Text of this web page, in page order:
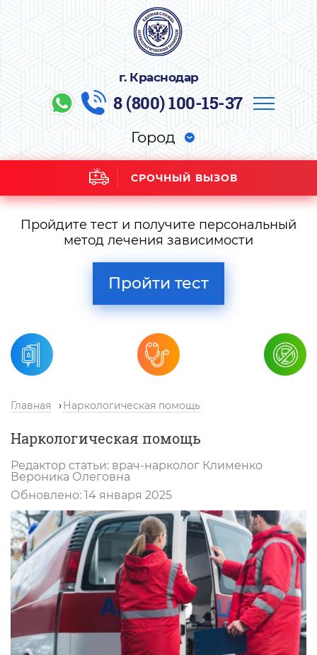
г. Краснодар
8 (800) 100-15-37
Город
СРОЧНЫЙ ВЫЗОВ
Пройдите тест и получите персональный
метод лечения зависимости
Пройти тест
Главная Наркологическая помощь
Наркологическая помощь
Редактор статьи: врач-нарколог Клименко
Вероника Олеговна
Обновлено: 14 января 2025